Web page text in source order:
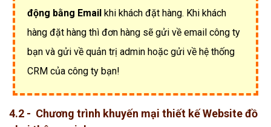
động bằng Email khi khách đặt hàng. Khi khách
hàng đặt hàng thì đơn hàng sẽ gửi về email công ty
bạn và gửi về quản trị admin hoặc gửi về hệ thống
CRM của công ty bạn!
4.2 - Chương trình khuyến mại thiết kế Website đồ